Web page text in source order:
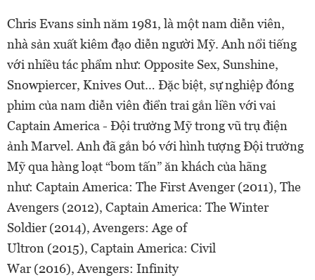
Chris Evans sinh năm 1981, là một nam diễn viên,
nhà sản xuất kiêm đạo diễn người Mỹ. Anh nổi tiếng
với nhiều tác phẩm như: Opposite Sex, Sunshine,
Snowpiercer, Knives Out… Đặc biệt, sự nghiệp đóng
phim của nam diễn viên điển trai gắn liền với vai
Captain America - Đội trưởng Mỹ trong vũ trụ điện
ảnh Marvel. Anh đã gắn bó với hình tượng Đội trưởng
Mỹ qua hàng loạt “bom tấn” ăn khách của hãng
như: Captain America: The First Avenger (2011), The
Avengers (2012), Captain America: The Winter
Soldier (2014), Avengers: Age of
Ultron (2015), Captain America: Civil
War (2016), Avengers: Infinity